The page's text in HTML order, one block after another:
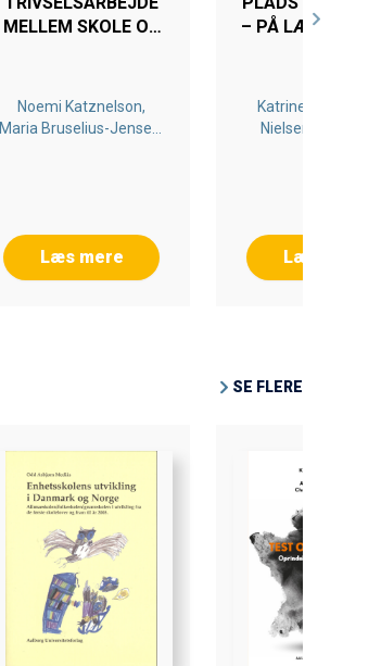
MELLEM SKOLE OG
Noemi Katznelson,
Maria Bruselius-Jensen,
Læs mere
– PÅ
Katrine Thea
Nielsen, Arnt
Læs mere
SE FLERE